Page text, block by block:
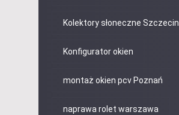
Kolektory słoneczne Szczecin
Konfigurator okien
montaż okien pcv Poznań
naprawa rolet warszawa